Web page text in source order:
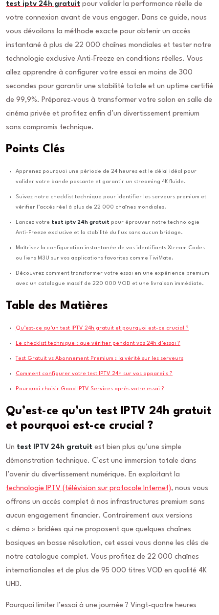
test iptv 24h gratuit pour valider la performance réelle de
votre connexion avant de vous engager. Dans ce guide, nous
vous dévoilons la méthode exacte pour obtenir un accès
instantané à plus de 22 000 chaînes mondiales et tester notre
technologie exclusive Anti-Freeze en conditions réelles. Vous
allez apprendre à configurer votre essai en moins de 300
secondes pour garantir une stabilité totale et un uptime certifié
de 99,9%. Préparez-vous à transformer votre salon en salle de
cinéma privée et profitez enfin d’un divertissement premium
sans compromis technique.
Points Clés
Apprenez pourquoi une période de 24 heures est le délai idéal pour
valider votre bande passante et garantir un streaming 4K fluide.
Suivez notre checklist technique pour identifier les serveurs premium et
vérifier l’accès réel à plus de 22 000 chaînes mondiales.
Lancez votre test iptv 24h gratuit pour éprouver notre technologie
Anti-Freeze exclusive et la stabilité du flux sans aucun bridage.
Maîtrisez la configuration instantanée de vos identifiants Xtream Codes
ou liens M3U sur vos applications favorites comme TiviMate.
Découvrez comment transformer votre essai en une expérience premium
avec un catalogue massif de 220 000 VOD et une livraison immédiate.
Table des Matières
Qu’est-ce qu’un test IPTV 24h gratuit et pourquoi est-ce crucial ?
Le checklist technique : que vérifier pendant vos 24h d’essai ?
Test Gratuit vs Abonnement Premium : la vérité sur les serveurs
Comment configurer votre test IPTV 24h sur vos appareils ?
Pourquoi choisir Good IPTV Services après votre essai ?
Qu’est-ce qu’un test IPTV 24h gratuit
et pourquoi est-ce crucial ?
Un test IPTV 24h gratuit est bien plus qu’une simple
démonstration technique. C’est une immersion totale dans
l’avenir du divertissement numérique. En exploitant la
technologie IPTV (télévision sur protocole Internet), nous vous
offrons un accès complet à nos infrastructures premium sans
aucun engagement financier. Contrairement aux versions
« démo » bridées qui ne proposent que quelques chaînes
basiques en basse résolution, cet essai vous donne les clés de
notre catalogue complet. Vous profitez de 22 000 chaînes
internationales et de plus de 95 000 titres VOD en qualité 4K
UHD.
Pourquoi limiter l’essai à une journée ? Vingt-quatre heures